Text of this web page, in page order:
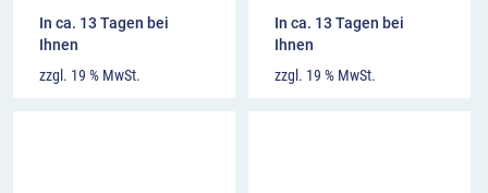
In ca. 13 Tagen bei
Ihnen
zzgl. 19 % MwSt.
In ca. 13 Tagen bei
Ihnen
zzgl. 19 % MwSt.